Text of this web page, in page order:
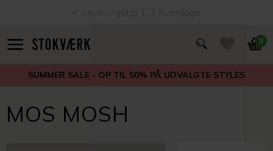
0
SUMMER SALE - OP TIL 50% PÅ UDVALGTE STYLES
MOS MOSH